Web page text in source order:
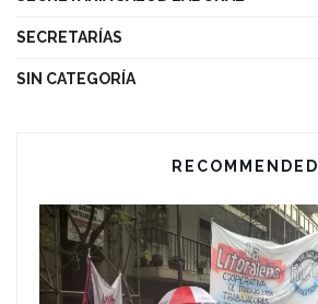
SECRETARÍAS
SIN CATEGORÍA
RECOMMENDED